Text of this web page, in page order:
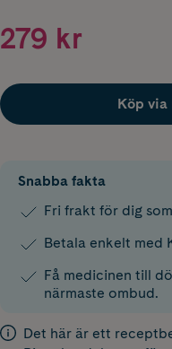
279 kr
Köp via
Snabba fakta
Fri frakt för dig
Betala enkelt med
Få medicinen till
närmaste ombud.
Det här är ett